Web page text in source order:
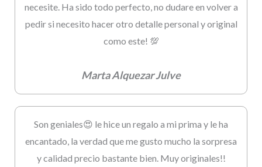
necesite. Ha sido todo perfecto, no dudare en volver a
pedir si necesito hacer otro detalle personal y original
como este! 💯
Marta Alquezar Julve
Son geniales😍 le hice un regalo a mi prima y le ha
encantado, la verdad que me gusto mucho la sorpresa
y calidad precio bastante bien. Muy originales!!